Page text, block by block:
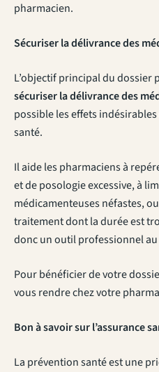
pharmacien.
Sécuriser la délivrance des
L’objectif principal du dossier
sécuriser la délivrance des
possible les effets
santé.
Il aide les pharmaciens à
et de posologie excessive, à
médicamenteuses néfastes,
traitement dont la durée est
donc un outil professionnel
Pour bénéficier de votre
vous rendre chez votre
Bon à savoir sur l’assurance
La prévention santé est une